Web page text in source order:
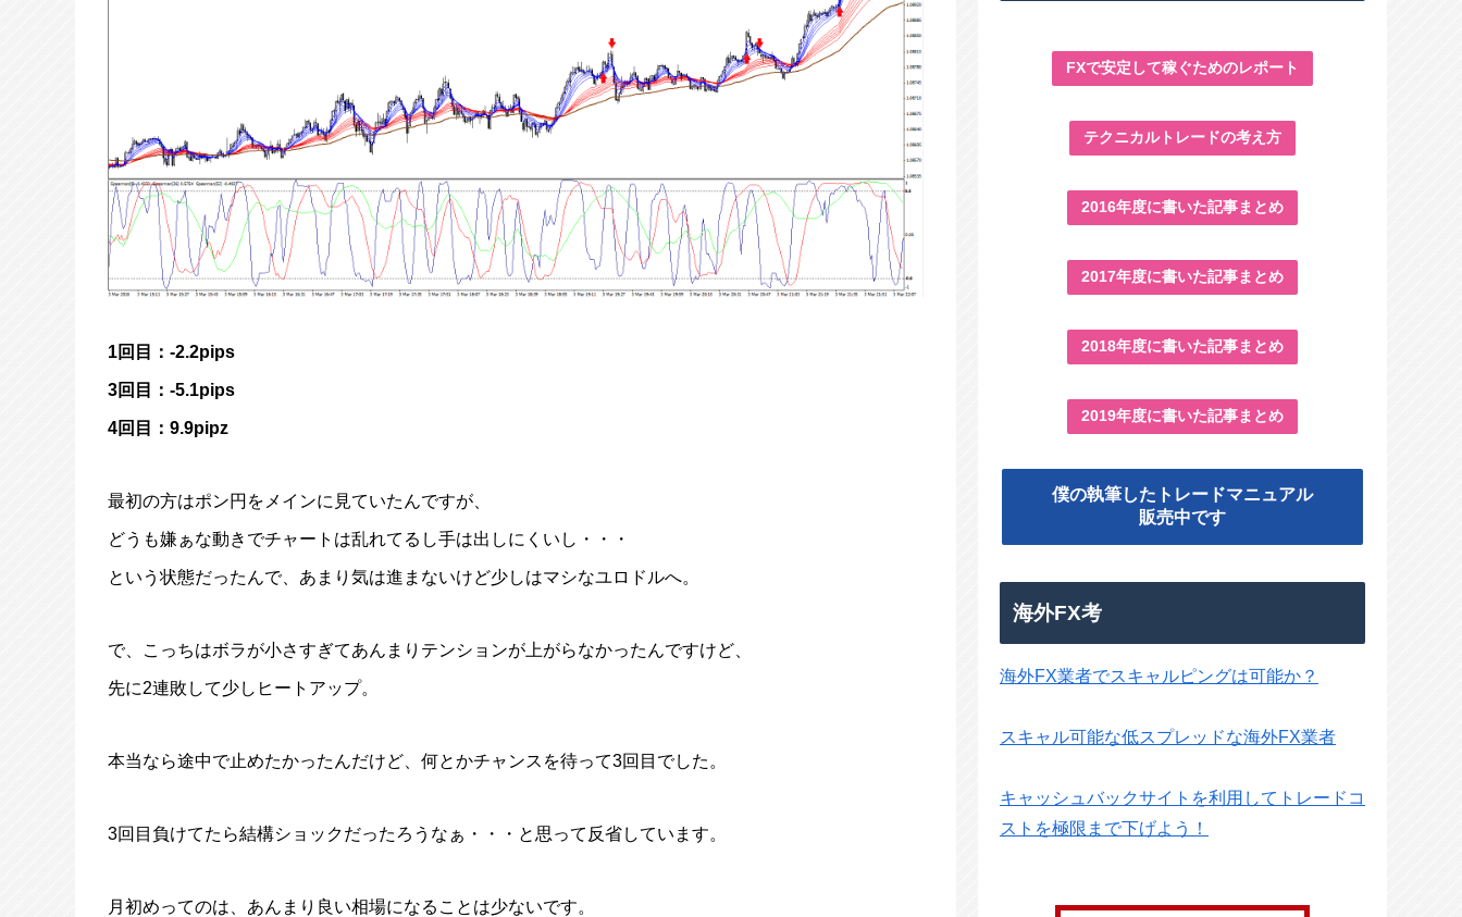
1回目：-2.2pips
3回目：-5.1pips
4回目：9.9pipz
最初の方はポン円をメインに見ていたんですが、
どうも嫌ぁな動きでチャートは乱れてるし手は出しにくいし・・・
という状態だったんで、あまり気は進まないけど少しはマシなユロドルへ。
で、こっちはボラが小さすぎてあんまりテンションが上がらなかったんですけど、
先に2連敗して少しヒートアップ。
本当なら途中で止めたかったんだけど、何とかチャンスを待って3回目でした。
3回目負けてたら結構ショックだったろうなぁ・・・と思って反省しています。
月初めってのは、あんまり良い相場になることは少ないです。
FXで安定して稼ぐためのレポート
テクニカルトレードの考え方
2016年度に書いた記事まとめ
2017年度に書いた記事まとめ
2018年度に書いた記事まとめ
2019年度に書いた記事まとめ
僕の執筆したトレードマニュアル
販売中です
海外FX考
海外FX業者でスキャルピングは可能か？
スキャル可能な低スプレッドな海外FX業者
キャッシュバックサイトを利用してトレードコ
ストを極限まで下げよう！